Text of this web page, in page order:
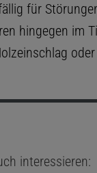
für
hingegen im
interessieren: